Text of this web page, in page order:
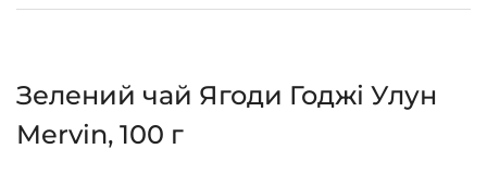
Зелений чай Ягоди Годжі Улун
Mervin, 100 г